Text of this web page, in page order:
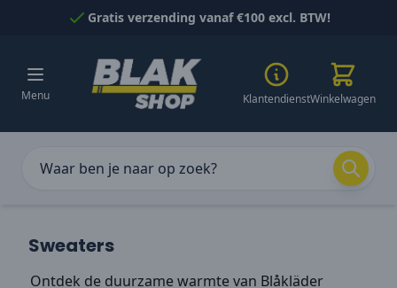
Naar inhoud gaanGratis verzending vanaf €100 excl. BTW!
Menu KlantendienstWinkelwagen
Sweaters
Ontdek de duurzame warmte van Blåkläder